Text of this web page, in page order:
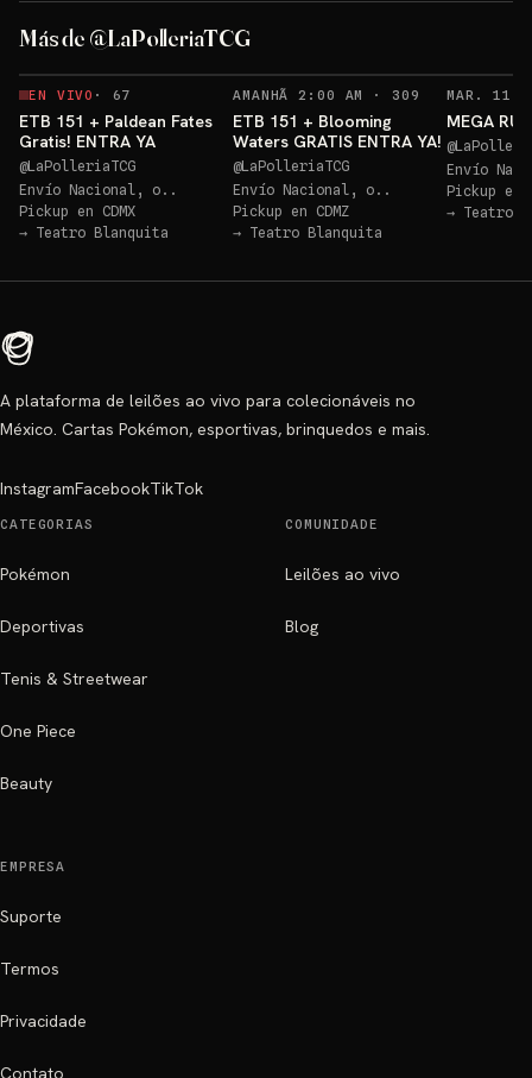
Más de @LaPolleriaTCG
EN VIVO · 67
ETB 151 + Paldean Fates
Gratis! ENTRA YA
@LaPolleriaTCG
Envío Nacional, o..
Pickup en CDMX
→ Teatro Blanquita
AMANHÃ 2:00 AM · 309
ETB 151 + Blooming
Waters GRATIS ENTRA YA!
@LaPolleriaTCG
Envío Nacional, o..
Pickup en CDMZ
→ Teatro Blanquita
MEGA
@
Envío
Pickup en
→ Teatro
A plataforma de leilões ao vivo para colecionáveis no
México. Cartas Pokémon, esportivas, brinquedos e mais.
InstagramFacebookTikTok
CATEGORIAS
Pokémon
Deportivas
Tenis & Streetwear
One Piece
Beauty
COMUNIDADE
Leilões ao vivo
Blog
EMPRESA
Suporte
Termos
Privacidade
Contato